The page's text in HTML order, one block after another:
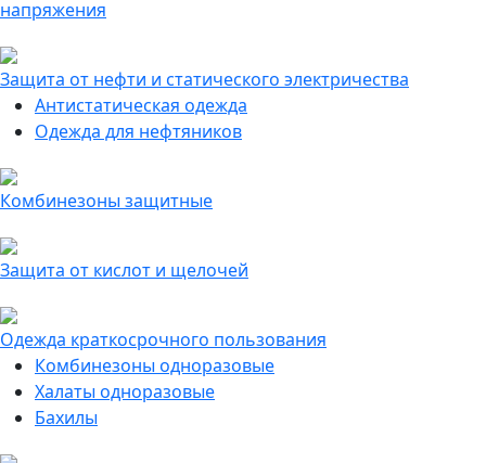
напряжения
Защита от нефти и статического электричества
Антистатическая одежда
Одежда для нефтяников
Комбинезоны защитные
Защита от кислот и щелочей
Одежда краткосрочного пользования
Комбинезоны одноразовые
Халаты одноразовые
Бахилы